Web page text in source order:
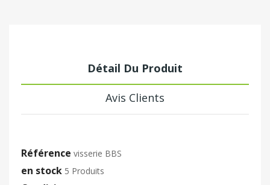
Détail Du Produit
Avis Clients
Référence visserie BBS
en stock 5 Produits